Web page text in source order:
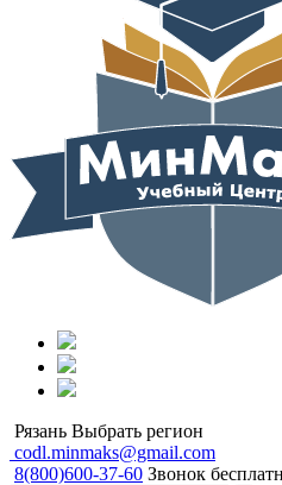
Рязань Выбрать регион
codl.minmaks@gmail.com
8(800)600-37-60 Звонок